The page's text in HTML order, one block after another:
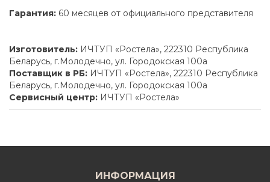
Гарантия: 60 месяцев от официального представителя
Изготовитель: ИЧТУП «Ростела», 222310 Республика
Беларусь, г.Молодечно, ул. Городокская 100а
Поставщик в РБ: ИЧТУП «Ростела», 222310 Республика
Беларусь, г.Молодечно, ул. Городокская 100а
Сервисный центр: ИЧТУП «Ростела»
ИНФОРМАЦИЯ